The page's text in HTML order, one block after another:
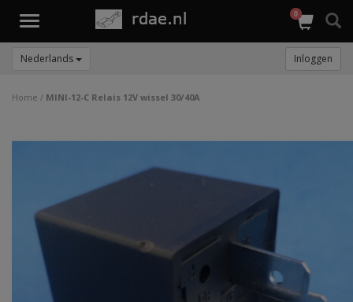
Toggle
0
Nederlands Inloggen
Home / MINI-12-C Relais 12V wissel 30/40A